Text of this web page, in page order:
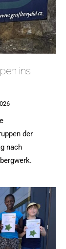
ins
der
nach